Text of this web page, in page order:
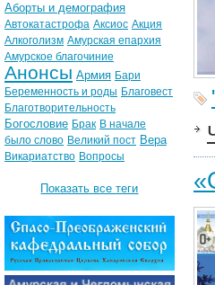
Аборты и демография
Автокатастрофа Аксиос Акция
Алкоголизм Амурская епархия
Амурское благочиние
Анонсы Армия Бари
Беременность и роды Благовест
Благотворительность
Богословие Брак В начале
было слово Великий пост Вера
Викариатство Вопросы
Показать все теги